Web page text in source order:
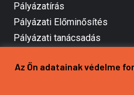
Pályázatírás
Pályázati Előminősítés
Pályázati tanácsadás
Mezőgazdasági pályázatírás
Az Ön adatainak védelme